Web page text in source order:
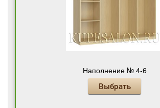
Наполнение № 4-6
Выбрать